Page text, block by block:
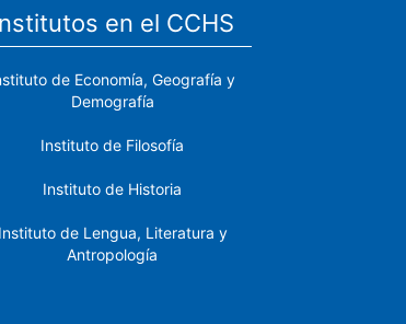
en el CCHS
de Economía, Geografía y
Demografía
Instituto de Filosofía
Instituto de Historia
Instituto de Lengua, Literatura y
Antropología